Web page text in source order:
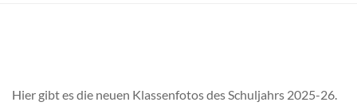
Hier gibt es die neuen Klassenfotos des Schuljahrs 2025-26.